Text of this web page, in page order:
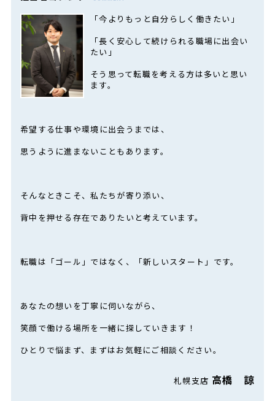
「今よりもっと自分らしく働きたい」
「長く安心して続けられる職場に出会い
たい」
そう思って転職を考える方は多いと思い
ます。
希望する仕事や環境に出会うまでは、
思うように進まないこともあります。
そんなときこそ、私たちが寄り添い、
背中を押せる存在でありたいと考えています。
転職は「ゴール」ではなく、「新しいスタート」です。
あなたの想いを丁寧に伺いながら、
笑顔で働ける場所を一緒に探していきます！
ひとりで悩まず、まずはお気軽にご相談ください。
札幌支店 高橋 諒